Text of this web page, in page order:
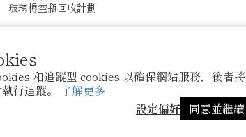
和追蹤型 cookies 以確保網站服務，後者將
行追蹤。 了解更多
設定偏好 同意並繼續
玻璃樽空瓶回收計劃